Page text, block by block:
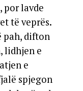
por lavde
të veprës.
pah, difton
lidhjen e
e
spjegon